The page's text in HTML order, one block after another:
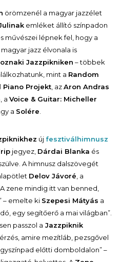
örömzenél a magyar jazzélet
emléket állító színpadon
művészei lépnek fel, hogy a
jazz élvonala is
Jazzpikniken – többek
mint a Random
Piano Projekt, azAron Andras
, a Voice & Guitar: Micheller
a Solére.
új fesztiválhimnusz
jegyez, Dárdai Blanka és
A himnusz dalszövegét
Delov Jávoré, a
zene mindig itt van benned,
– emelte ki Szepesi Mátyás a
egy segítőerő a mai világban”.
passzol a Jazzpiknik
amire mezítláb, pezsgővel
előtti domboldalon” –